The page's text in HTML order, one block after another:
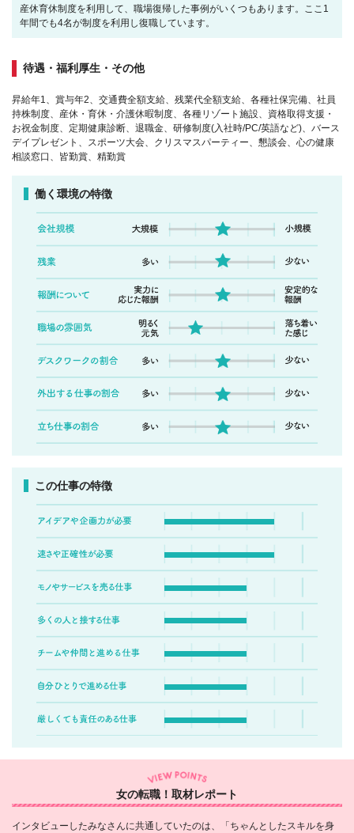
産休育休制度を利用して、職場復帰した事例がいくつもあります。ここ1
年間でも4名が制度を利用し復職しています。
待遇・福利厚生・その他
昇給年1、賞与年2、交通費全額支給、残業代全額支給、各種社保完備、社員
持株制度、産休・育休・介護休暇制度、各種リゾート施設、資格取得支援・
お祝金制度、定期健康診断、退職金、研修制度(入社時/PC/英語など)、バース
デイプレゼント、スポーツ大会、クリスマスパーティー、懇談会、心の健康
相談窓口、皆勤賞、精勤賞
働く環境の特徴
この仕事の特徴
女の転職！取材レポート
インタビューしたみなさんに共通していたのは、「ちゃんとしたスキルを身